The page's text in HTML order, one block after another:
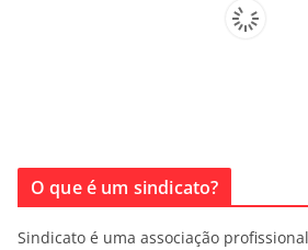
O que é um sindicato?
Sindicato é uma associação